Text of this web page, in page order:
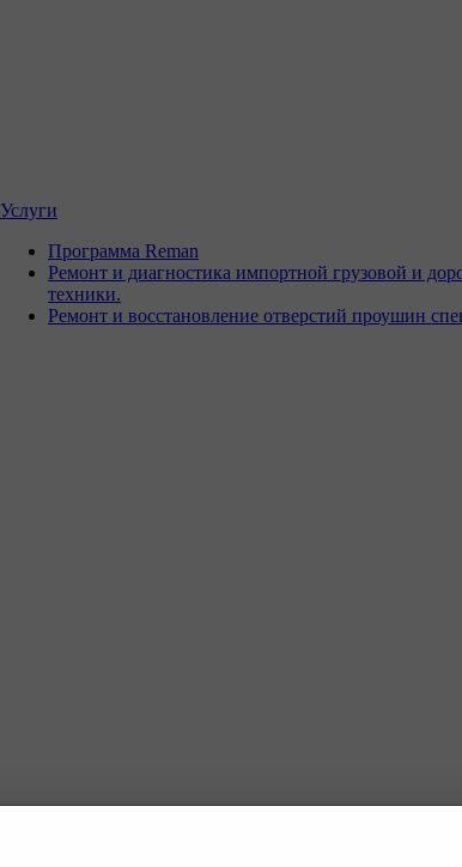
Услуги
Программа Reman
Ремонт и диагностика импортной грузовой и
техники.
Ремонт и восстановление отверстий проушин